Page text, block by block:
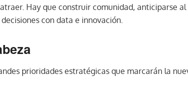
Hay que construir comunidad, anticiparse
con data e innovación.
prioridades estratégicas que marcarán la